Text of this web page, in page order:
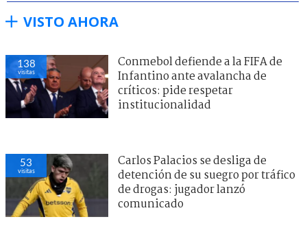
VISTO AHORA
138
visitas
Conmebol defiende a la FIFA de
Infantino ante avalancha de
críticos: pide respetar
institucionalidad
53
visitas
Carlos Palacios se desliga de
detención de su suegro por tráfico
de drogas: jugador lanzó
comunicado